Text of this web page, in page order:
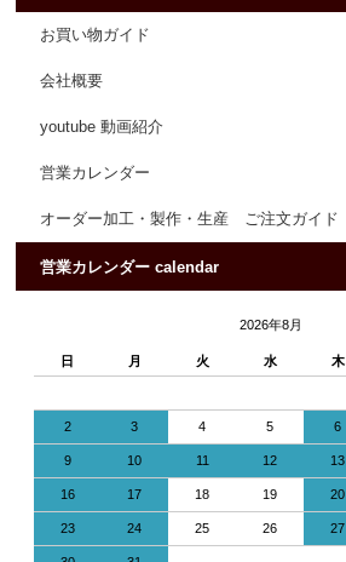
お買い物ガイド
会社概要
youtube 動画紹介
営業カレンダー
オーダー加工・製作・生産 ご注文ガイド
営業カレンダー calendar
2026年8月
日 月 火 水 木
2 3 4 5 6
9 10 11 12 13
16 17 18 19 20
23 24 25 26 27